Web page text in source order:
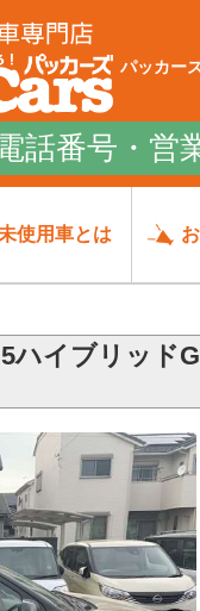
パッカー
話番号・営
使用車とは
ハイブリッ